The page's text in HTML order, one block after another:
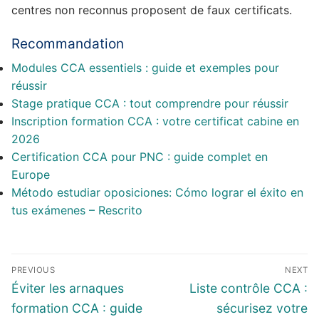
centres non reconnus proposent de faux certificats.
Recommandation
Modules CCA essentiels : guide et exemples pour
réussir
Stage pratique CCA : tout comprendre pour réussir
Inscription formation CCA : votre certificat cabine en
2026
Certification CCA pour PNC : guide complet en
Europe
Método estudiar oposiciones: Cómo lograr el éxito en
tus exámenes – Rescrito
de
l’article
PREVIOUS
Previous
post:
Éviter les arnaques
formation CCA : guide
NEXT
Next
Liste contrôle CCA :
sécurisez votre